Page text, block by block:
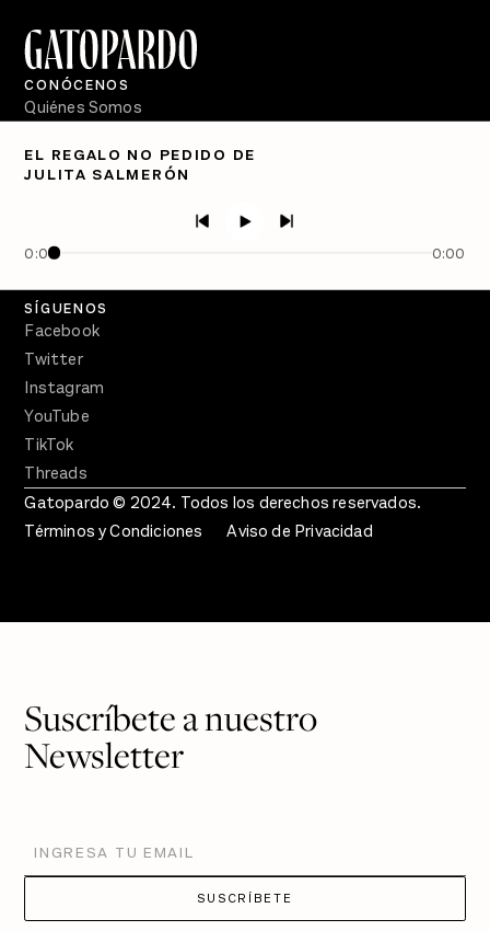
EL REGALO NO PEDIDO DE
JULITA SALMERÓN
0:00 0:00
CONÓCENOS
Quiénes Somos
PÓDCASTS
Crecer en Distopía
SÍGUENOS
Facebook
Twitter
Instagram
YouTube
TikTok
Threads
Gatopardo © 2024. Todos los derechos reservados.
Términos y Condiciones
Aviso de Privacidad
Suscríbete a nuestro
Newsletter